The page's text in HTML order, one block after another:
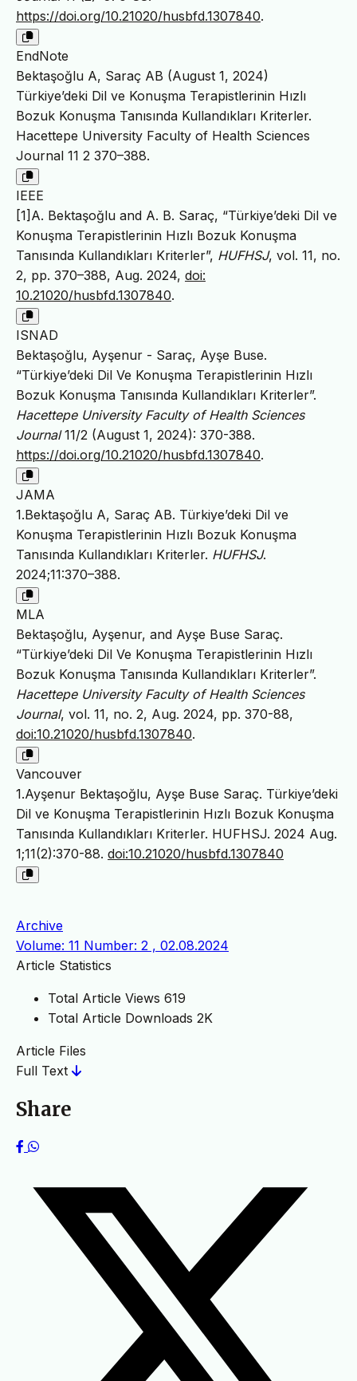
https://doi.org/10.21020/husbfd.1307840.
EndNote
Bektaşoğlu A, Saraç AB (August 1, 2024)
Türkiye’deki Dil ve Konuşma Terapistlerinin Hızlı
Bozuk Konuşma Tanısında Kullandıkları Kriterler.
Hacettepe University Faculty of Health Sciences
Journal 11 2 370–388.
IEEE
[1]A. Bektaşoğlu and A. B. Saraç, “Türkiye’deki Dil ve
Konuşma Terapistlerinin Hızlı Bozuk Konuşma
Tanısında Kullandıkları Kriterler”, HUFHSJ, vol. 11, no.
2, pp. 370–388, Aug. 2024, doi:
10.21020/husbfd.1307840.
ISNAD
Bektaşoğlu, Ayşenur - Saraç, Ayşe Buse.
“Türkiye’deki Dil Ve Konuşma Terapistlerinin Hızlı
Bozuk Konuşma Tanısında Kullandıkları Kriterler”.
Hacettepe University Faculty of Health Sciences
Journal11/2 (August 1, 2024): 370-388.
https://doi.org/10.21020/husbfd.1307840.
JAMA
1.Bektaşoğlu A, Saraç AB. Türkiye’deki Dil ve
Konuşma Terapistlerinin Hızlı Bozuk Konuşma
Tanısında Kullandıkları Kriterler. HUFHSJ.
2024;11:370–388.
MLA
Bektaşoğlu, Ayşenur, and Ayşe Buse Saraç.
“Türkiye’deki Dil Ve Konuşma Terapistlerinin Hızlı
Bozuk Konuşma Tanısında Kullandıkları Kriterler”.
Hacettepe University Faculty of Health Sciences
Journal, vol. 11, no. 2, Aug. 2024, pp. 370-88,
doi:10.21020/husbfd.1307840.
Vancouver
1.Ayşenur Bektaşoğlu, Ayşe Buse Saraç. Türkiye’deki
Dil ve Konuşma Terapistlerinin Hızlı Bozuk Konuşma
Tanısında Kullandıkları Kriterler. HUFHSJ. 2024 Aug.
1;11(2):370-88. doi:10.21020/husbfd.1307840
Archive
Volume: 11 Number: 2 , 02.08.2024
Article Statistics
Total Article Views 619
Total Article Downloads 2K
Article Files
Full Text
Share